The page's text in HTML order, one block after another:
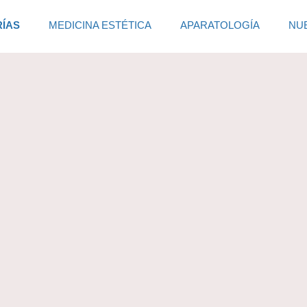
MEDICINA ESTÉTICA APARATOLOGÍA